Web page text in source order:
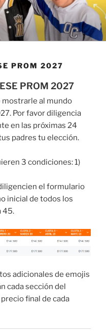
PROM 2027
PROM 2027
al mundo
Por favor diligencia
en las próximas 24
padres tu elección.
3 condiciones: 1)
el formulario
inicial de todos los
45.
adicionales de emojis
cada sección del
final de cada